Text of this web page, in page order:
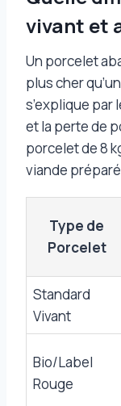
vivant et
Un porcelet
plus cher
s’explique par
et la perte de
porcelet de 8
viande
Type de
Porcelet
Standard
Vivant
Bio/Label
Rouge